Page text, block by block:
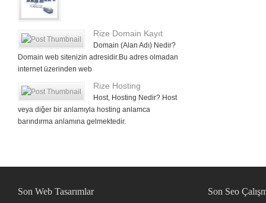
Rize Domain Kayıt
Domain (Alan Adı) Nedir?
Domain web sitenizin adresidir.Bu adres olmadan
internet üzerinden web
Rize Hosting
Host, Hosting Nedir? Host
veya diğer bir anlamıyla hosting anlamca
barındırma anlamına gelmektedir.
Son Web Tasarımlar Son Seo